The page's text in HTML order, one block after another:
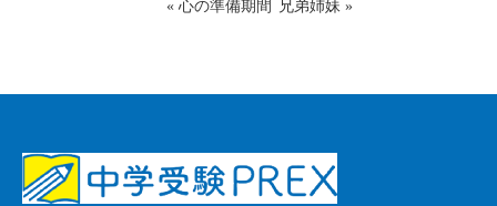
« 心の準備期間 兄弟姉妹 »